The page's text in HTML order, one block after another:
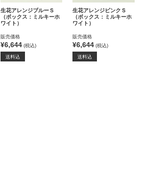
生花アレンジブルーＳ
（ボックス：ミルキーホ
ワイト）
販売価格
¥6,644(税込)
送料込
生花アレンジピンクＳ
（ボックス：ミルキーホ
ワイト）
販売価格
¥6,644 (税込)
送料込